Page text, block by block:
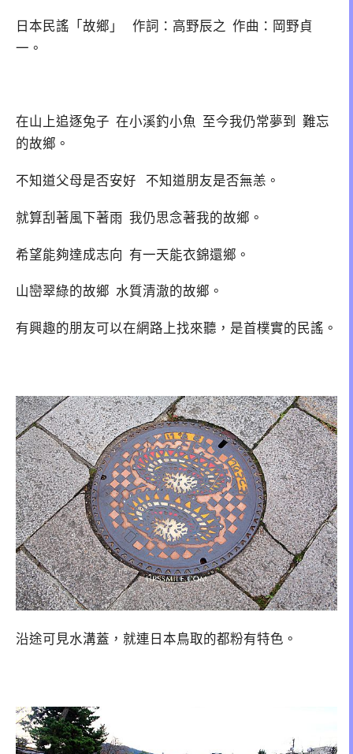
日本民謠「故鄉」 作詞：高野辰之 作曲：岡野貞
一。
在山上追逐兔子 在小溪釣小魚 至今我仍常夢到 難忘
的故鄉。
不知道父母是否安好 不知道朋友是否無恙。
就算刮著風下著雨 我仍思念著我的故鄉。
希望能夠達成志向 有一天能衣錦還鄉。
山巒翠綠的故鄉 水質清澈的故鄉。
有興趣的朋友可以在網路上找來聽，是首樸實的民謠。
沿途可見水溝蓋，就連日本鳥取的都粉有特色。